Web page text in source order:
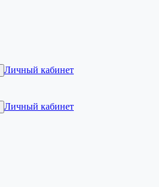
Личный кабинет
Личный кабинет